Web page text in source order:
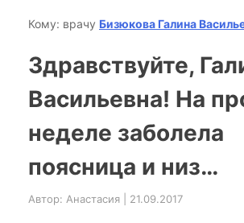
Кому: врачу Бизюкова Галина
Здравствуйте,
Васильевна! На
неделе заболела
поясница и низ…
Автор: Анастасия | 21.09.2017